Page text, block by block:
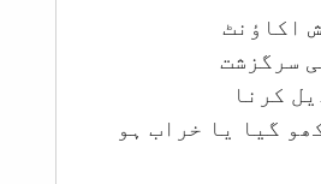
سرگزشت
گیا یا خراب ہو